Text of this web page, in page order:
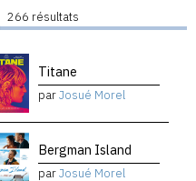
266 résultats
Titane
parJosué Morel
Bergman Island
parJosué Morel